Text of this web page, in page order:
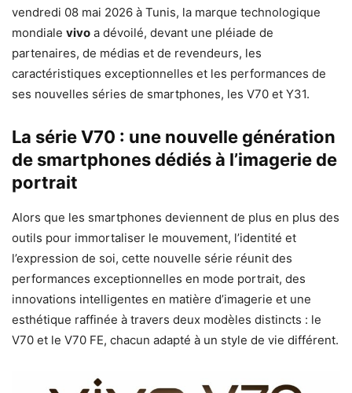
vendredi 08 mai 2026 à Tunis, la marque technologique
mondiale vivo a dévoilé, devant une pléiade de
partenaires, de médias et de revendeurs, les
caractéristiques exceptionnelles et les performances de
ses nouvelles séries de smartphones, les V70 et Y31.
La série V70 : une nouvelle génération
de smartphones dédiés à l’imagerie de
portrait
Alors que les smartphones deviennent de plus en plus des
outils pour immortaliser le mouvement, l’identité et
l’expression de soi, cette nouvelle série réunit des
performances exceptionnelles en mode portrait, des
innovations intelligentes en matière d’imagerie et une
esthétique raffinée à travers deux modèles distincts : le
V70 et le V70 FE, chacun adapté à un style de vie différent.